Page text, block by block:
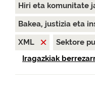
Hiri eta komunitate
Bakea, justizia eta
XML
Sektore
Iragazkiak